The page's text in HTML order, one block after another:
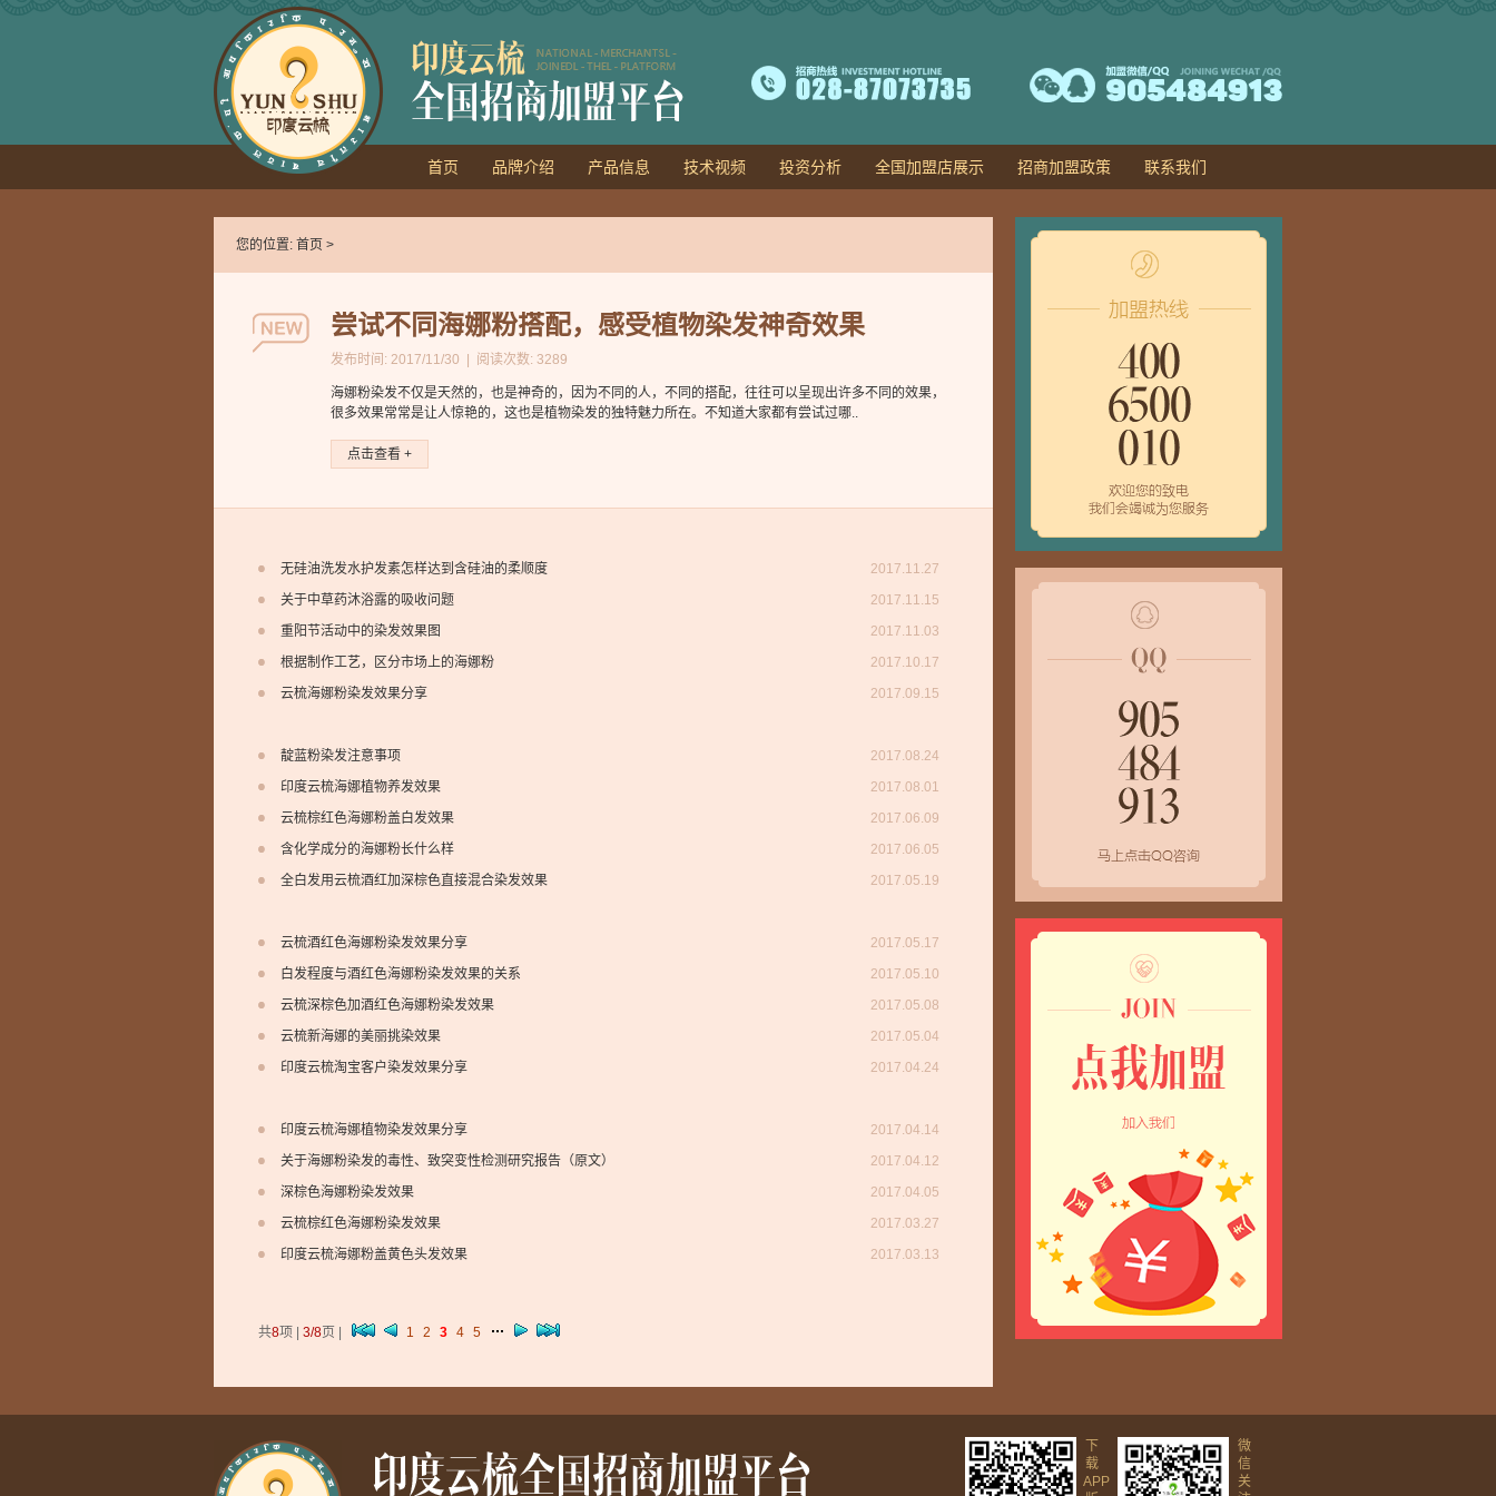
首页 品牌介绍 产品信息 技术视频 投资分析 全国加盟店展示 招商加盟政策 联系我们
您的位置: 首页 >
尝试不同海娜粉搭配，感受植物染发神奇效果
发布时间: 2017/11/30 | 阅读次数: 3289
海娜粉染发不仅是天然的，也是神奇的，因为不同的人，不同的搭配，往往可以呈现出许多不同的效果，
很多效果常常是让人惊艳的，这也是植物染发的独特魅力所在。不知道大家都有尝试过哪..
点击查看 +
无硅油洗发水护发素怎样达到含硅油的柔顺度
2017.11.27
关于中草药沐浴露的吸收问题
2017.11.15
重阳节活动中的染发效果图
2017.11.03
根据制作工艺，区分市场上的海娜粉
2017.10.17
云梳海娜粉染发效果分享
2017.09.15
靛蓝粉染发注意事项
2017.08.24
印度云梳海娜植物养发效果
2017.08.01
云梳棕红色海娜粉盖白发效果
2017.06.09
含化学成分的海娜粉长什么样
2017.06.05
全白发用云梳酒红加深棕色直接混合染发效果
2017.05.19
云梳酒红色海娜粉染发效果分享
2017.05.17
白发程度与酒红色海娜粉染发效果的关系
2017.05.10
云梳深棕色加酒红色海娜粉染发效果
2017.05.08
云梳新海娜的美丽挑染效果
2017.05.04
印度云梳淘宝客户染发效果分享
2017.04.24
印度云梳海娜植物染发效果分享
2017.04.14
关于海娜粉染发的毒性、致突变性检测研究报告（原文）
2017.04.12
深棕色海娜粉染发效果
2017.04.05
云梳棕红色海娜粉染发效果
2017.03.27
印度云梳海娜粉盖黄色头发效果
2017.03.13
共8项 | 3/8页 | 1 2 3 4 5
下
载
APP
微
信
关